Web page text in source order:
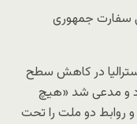
سفارت جمهوری
در کاهش سطح
و مدعی شد «هیچ
روابط دو ملت را تحت